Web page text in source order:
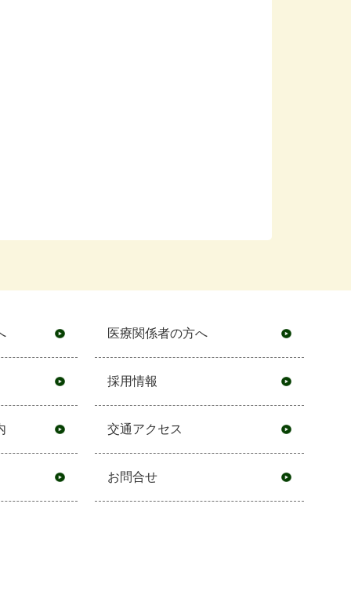
医療関係者の方へ
採用情報
交通アクセス
お問合せ